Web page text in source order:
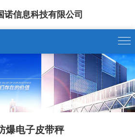
诺信息科技有限公司
爆电子皮带秤